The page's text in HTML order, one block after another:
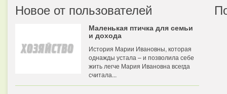
Новое от пользователей
Маленькая птичка для семьи
и дохода
История Марии Ивановны, которая
однажды устала – и позволила себе
жить легче Мария Ивановна всегда
считала...